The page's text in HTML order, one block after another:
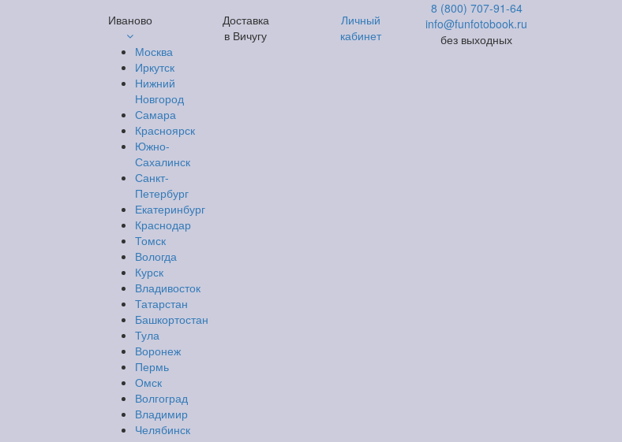
Иваново
Москва
Иркутск
Нижний
Новгород
Самара
Красноярск
Южно-
Сахалинск
Санкт-
Петербург
Екатеринбург
Краснодар
Томск
Вологда
Курск
Владивосток
Татарстан
Башкортостан
Тула
Воронеж
Пермь
Омск
Волгоград
Владимир
Челябинск
Доставка
в Вичугу
Личный
кабинет
8 (800) 707-91-64
info@funfotobook.ru
без выходных